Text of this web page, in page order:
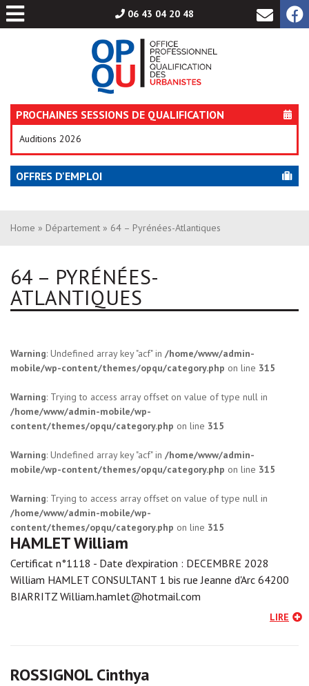
06 43 04 20 48
PROCHAINES SESSIONS DE QUALIFICATION
Auditions 2026
OFFRES D'EMPLOI
Aller
au
Home » Département » 64 – Pyrénées-Atlantiques
64 – PYRÉNÉES-
ATLANTIQUES
Warning: Undefined array key "acf" in /home/www/admin-
mobile/wp-content/themes/opqu/category.php on line 315
Warning: Trying to access array offset on value of type null in
/home/www/admin-mobile/wp-
content/themes/opqu/category.php on line 315
Warning: Undefined array key "acf" in /home/www/admin-
mobile/wp-content/themes/opqu/category.php on line 315
Warning: Trying to access array offset on value of type null in
/home/www/admin-mobile/wp-
content/themes/opqu/category.php on line 315
HAMLET William
Certificat n°1118 - Date d'expiration : DECEMBRE 2028
William HAMLET CONSULTANT 1 bis rue Jeanne d'Arc 64200
BIARRITZ William.hamlet@hotmail.com
LIRE
ROSSIGNOL Cinthya